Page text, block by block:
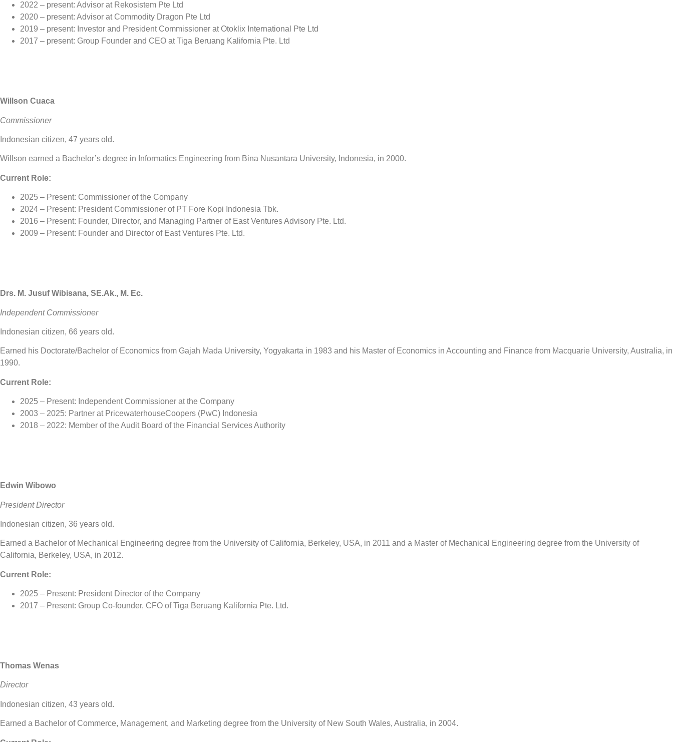
2022 – present: Advisor at Rekosistem Pte Ltd
2020 – present: Advisor at Commodity Dragon Pte Ltd
2019 – present: Investor and President Commissioner at Otoklix International Pte Ltd
2017 – present: Group Founder and CEO at Tiga Beruang Kalifornia Pte. Ltd
Willson Cuaca
Commissioner
Indonesian citizen, 47 years old.
Willson earned a Bachelor’s degree in Informatics Engineering from Bina Nusantara University, Indonesia, in 2000.
Current Role:
2025 – Present: Commissioner of the Company
2024 – Present: President Commissioner of PT Fore Kopi Indonesia Tbk.
2016 – Present: Founder, Director, and Managing Partner of East Ventures Advisory Pte. Ltd.
2009 – Present: Founder and Director of East Ventures Pte. Ltd.
Drs. M. Jusuf Wibisana, SE.Ak., M. Ec.
Independent Commissioner
Indonesian citizen, 66 years old.
Earned his Doctorate/Bachelor of Economics from Gajah Mada University, Yogyakarta in 1983 and his Master of Economics in Accounting and Finance from Macquarie University, Australia, in
1990.
Current Role:
2025 – Present: Independent Commissioner at the Company
2003 – 2025: Partner at PricewaterhouseCoopers (PwC) Indonesia
2018 – 2022: Member of the Audit Board of the Financial Services Authority
Edwin Wibowo
President Director
Indonesian citizen, 36 years old.
Earned a Bachelor of Mechanical Engineering degree from the University of California, Berkeley, USA, in 2011 and a Master of Mechanical Engineering degree from the University of
California, Berkeley, USA, in 2012.
Current Role:
2025 – Present: President Director of the Company
2017 – Present: Group Co-founder, CFO of Tiga Beruang Kalifornia Pte. Ltd.
Thomas Wenas
Director
Indonesian citizen, 43 years old.
Earned a Bachelor of Commerce, Management, and Marketing degree from the University of New South Wales, Australia, in 2004.